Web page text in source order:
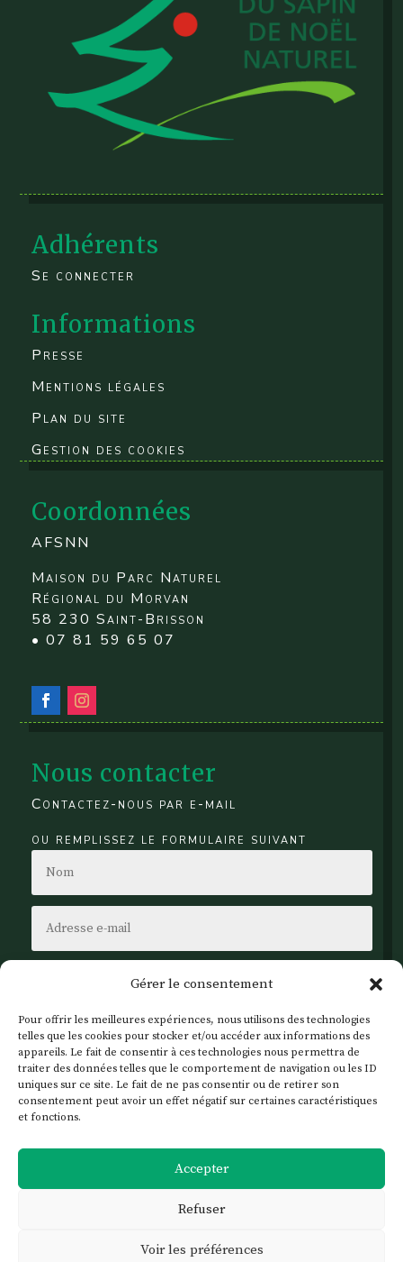
Gérer le consentement
Pour offrir les meilleures expériences, nous utilisons des technologies
telles que les cookies pour stocker et/ou accéder aux informations des
appareils. Le fait de consentir à ces technologies nous permettra de
traiter des données telles que le comportement de navigation ou les ID
uniques sur ce site. Le fait de ne pas consentir ou de retirer son
consentement peut avoir un effet négatif sur certaines caractéristiques
et fonctions.
Accepter
Refuser
Voir les préférences
Adhérents
Se connecter
Informations
Presse
Mentions légales
Plan du site
Gestion des cookies
Coordonnées
AFSNN
Maison du Parc Naturel
Régional du Morvan
58 230 Saint-Brisson
• 07 81 59 65 07
Nous contacter
Contactez-nous par e-mail
ou remplissez le formulaire suivant
CONCEPTION SITE INTERNET DIJON